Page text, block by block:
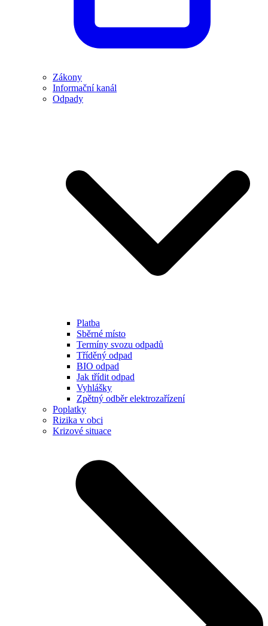
Zákony
Informační kanál
Odpady
Platba
Sběrné místo
Termíny svozu odpadů
Tříděný odpad
BIO odpad
Jak třídit odpad
Vyhlášky
Zpětný odběr elektrozařízení
Poplatky
Rizika v obci
Krizové situace